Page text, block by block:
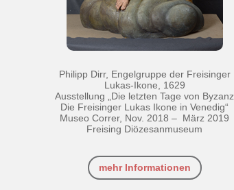
Philipp Dirr, Engelgruppe der Freisinger
Lukas-Ikone, 1629
Ausstellung „Die letzten Tage von Byzanz
Die Freisinger Lukas Ikone in Venedig“
Museo Correr, Nov. 2018 – März 2019
Freising Diözesanmuseum
mehr Informationen